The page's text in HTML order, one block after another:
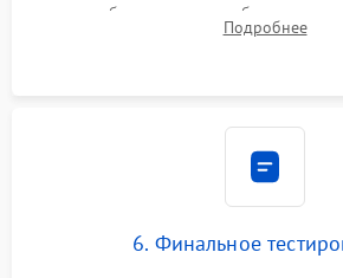
калибровки констант батареи,
срабатывания AVR и сброса
Подробнее
6. Финальное